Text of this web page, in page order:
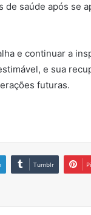
saúde após se
e continuar a
e sua
futuras.
Tumblr